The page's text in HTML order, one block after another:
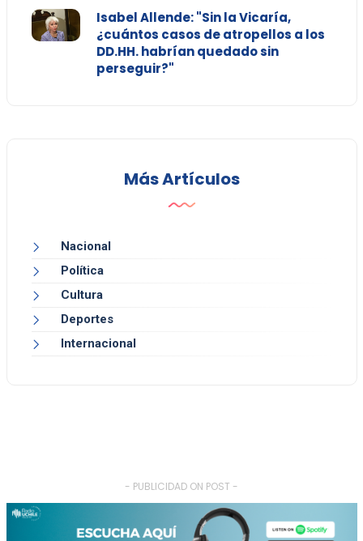
Isabel Allende: "Sin la Vicaría,
¿cuántos casos de atropellos a los
DD.HH. habrían quedado sin
perseguir?"
Más Artículos
Nacional
Política
Cultura
Deportes
Internacional
- PUBLICIDAD ON POST -